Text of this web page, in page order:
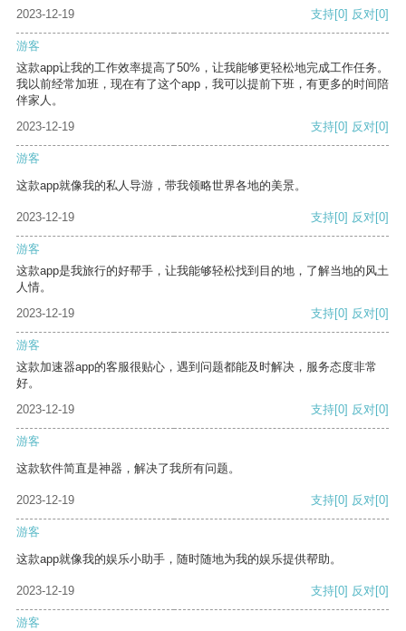
2023-12-19
支持[0] 反对[0]
游客
这款app让我的工作效率提高了50%，让我能够更轻松地完成工作任务。
我以前经常加班，现在有了这个app，我可以提前下班，有更多的时间陪
伴家人。
2023-12-19
支持[0] 反对[0]
游客
这款app就像我的私人导游，带我领略世界各地的美景。
2023-12-19 支持[0] 反对[0]
游客
这款app是我旅行的好帮手，让我能够轻松找到目的地，了解当地的风土
人情。
2023-12-19
支持[0] 反对[0]
游客
这款加速器app的客服很贴心，遇到问题都能及时解决，服务态度非常
好。
2023-12-19
支持[0] 反对[0]
游客
这款软件简直是神器，解决了我所有问题。
2023-12-19 支持[0] 反对[0]
游客
这款app就像我的娱乐小助手，随时随地为我的娱乐提供帮助。
2023-12-19 支持[0] 反对[0]
游客